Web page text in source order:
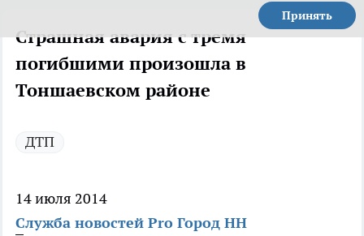
Принять
Страшная авария с тремя
погибшими произошла в
Тоншаевском районе
ДТП
14 июля 2014
Служба новостей Pro Город НН